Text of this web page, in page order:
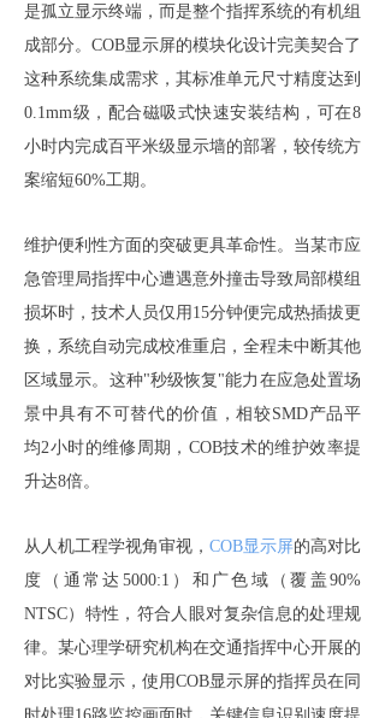
是孤立显示终端，而是整个指挥系统的有机组
成部分。COB显示屏的模块化设计完美契合了
这种系统集成需求，其标准单元尺寸精度达到
0.1mm级，配合磁吸式快速安装结构，可在8
小时内完成百平米级显示墙的部署，较传统方
案缩短60%工期。
维护便利性方面的突破更具革命性。当某市应
急管理局指挥中心遭遇意外撞击导致局部模组
损坏时，技术人员仅用15分钟便完成热插拔更
换，系统自动完成校准重启，全程未中断其他
区域显示。这种"秒级恢复"能力在应急处置场
景中具有不可替代的价值，相较SMD产品平
均2小时的维修周期，COB技术的维护效率提
升达8倍。
从人机工程学视角审视， COB显示屏的高对比
度（通常达5000:1）和广色域（覆盖90%
NTSC）特性，符合人眼对复杂信息的处理规
律。某心理学研究机构在交通指挥中心开展的
对比实验显示，使用COB显示屏的指挥员在同
时处理16路监控画面时，关键信息识别速度提